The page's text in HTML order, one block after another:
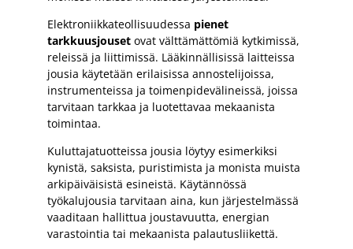
Elektroniikkateollisuudessa pienet
tarkkuusjouset ovat välttämättömiä kytkimissä,
releissä ja liittimissä. Lääkinnällisissä laitteissa
jousia käytetään erilaisissa annostelijoissa,
instrumenteissa ja toimenpidevälineissä, joissa
tarvitaan tarkkaa ja luotettavaa mekaanista
toimintaa.
Kuluttajatuotteissa jousia löytyy esimerkiksi
kynistä, saksista, puristimista ja monista muista
arkipäiväisistä esineistä. Käytännössä
työkalujousia tarvitaan aina, kun järjestelmässä
vaaditaan hallittua joustavuutta, energian
varastointia tai mekaanista palautusliikettä.